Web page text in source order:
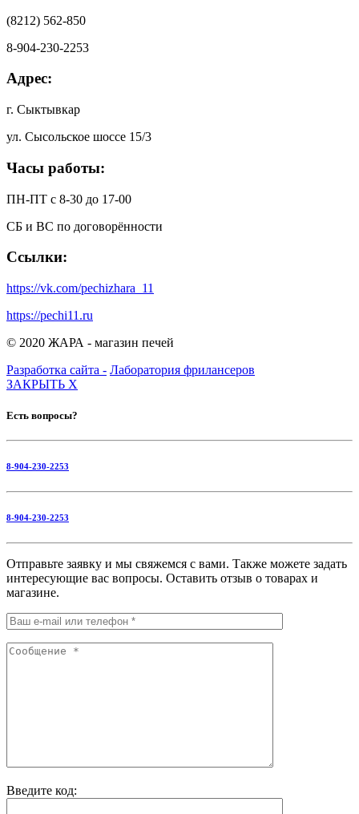
(8212) 562-850
8-904-230-2253
Адрес:
г. Сыктывкар
ул. Сысольское шоссе 15/3
Часы работы:
ПН-ПТ с 8-30 до 17-00
СБ и ВС по договорённости
Ссылки:
https://vk.com/pechizhara_11
https://pechi11.ru
© 2020 ЖАРА - магазин печей
Разработка сайта - Лаборатория фрилансеров
ЗАКРЫТЬ X
Есть вопросы?
8-904-230-2253
8-904-230-2253
Отправьте заявку и мы свяжемся с вами. Также можете задать
интересующие вас вопросы. Оставить отзыв о товарах и
магазине.
Введите код: